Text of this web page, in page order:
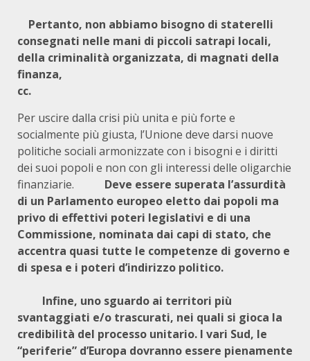
Pertanto, non abbiamo bisogno di staterelli
consegnati nelle mani di piccoli satrapi locali,
della criminalità organizzata, di magnati della
finanza,
Per uscire dalla crisi più unita e più forte e
socialmente più giusta, l’Unione deve darsi nuove
politiche sociali armonizzate con i bisogni e i diritti
dei suoi popoli e non con gli interessi delle oligarchie
finanziarie. Deve essere superata l’assurdità
di un Parlamento europeo eletto dai popoli ma
privo di effettivi poteri legislativi e di una
Commissione, nominata dai capi di stato, che
accentra quasi tutte le competenze di governo e
di spesa e i poteri d’indirizzo politico.
Infine, uno sguardo ai territori più
svantaggiati e/o trascurati, nei quali si gioca la
credibilità del processo unitario. I vari Sud, le
“periferie” d’Europa dovranno essere pienamente